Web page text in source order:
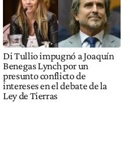
Di Tullio impugnó a Joaquín
Benegas Lynch por un
presunto conflicto de
intereses en el debate de la
Ley de Tierras